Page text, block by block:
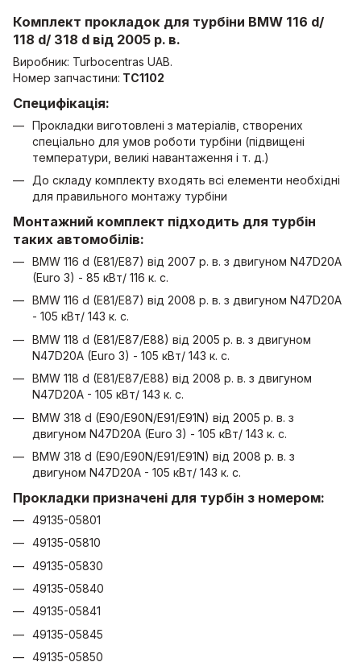
Комплект прокладок для турбіни BMW 116 d/
118 d/ 318 d від 2005 р. в.
Виробник: Turbocentras UAB.
Номер запчастини: ТС1102
Специфікація:
Прокладки виготовлені з матеріалів, створених
спеціально для умов роботи турбіни (підвищені
температури, великі навантаження і т. д.)
До складу комплекту входять всі елементи необхідні
для правильного монтажу турбіни
Монтажний комплект підходить для турбін
таких автомобілів:
BMW 116 d (E81/E87) від 2007 р. в. з двигуном N47D20A
(Euro 3) - 85 кВт/ 116 к. с.
BMW 116 d (E81/E87) від 2008 р. в. з двигуном N47D20A
- 105 кВт/ 143 к. с.
BMW 118 d (E81/E87/E88) від 2005 р. в. з двигуном
N47D20A (Euro 3) - 105 кВт/ 143 к. с.
BMW 118 d (E81/E87/E88) від 2008 р. в. з двигуном
N47D20A - 105 кВт/ 143 к. с.
BMW 318 d (E90/E90N/E91/E91N) від 2005 р. в. з
двигуном N47D20A (Euro 3) - 105 кВт/ 143 к. с.
BMW 318 d (E90/E90N/E91/E91N) від 2008 р. в. з
двигуном N47D20A - 105 кВт/ 143 к. с.
Прокладки призначені для турбін з номером:
49135-05801
49135-05810
49135-05830
49135-05840
49135-05841
49135-05845
49135-05850